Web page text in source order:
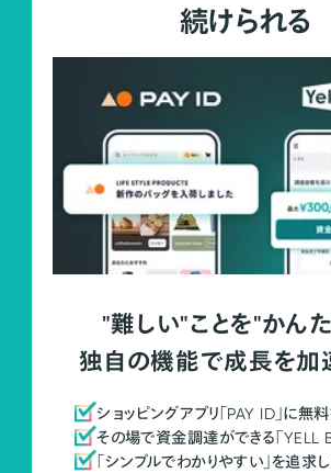
続けられる
"難しい"ことを"かん
独自の機能で成長を加
ショッピングアプリ「PAY ID」に無料
その場で資金調達ができる「YELL
「シンプルでわかりやすい」を追求